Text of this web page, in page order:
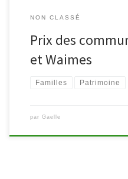
NON CLASSÉ
Prix des
et Waimes
Familles Patrimoine
par Gaelle